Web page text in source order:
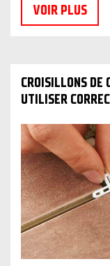
VOIR PLUS
CROISILLONS DE
UTILISER